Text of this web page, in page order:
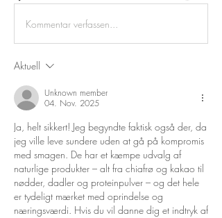
Kommentar verfassen...
Aktuell
Unknown member
04. Nov. 2025
Ja, helt sikkert! Jeg begyndte faktisk også der, da
jeg ville leve sundere uden at gå på kompromis
med smagen. De har et kæmpe udvalg af
naturlige produkter – alt fra chiafrø og kakao til
nødder, dadler og proteinpulver – og det hele
er tydeligt mærket med oprindelse og
næringsværdi. Hvis du vil danne dig et indtryk af